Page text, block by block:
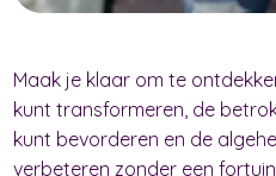
Maak je klaar om te
kunt transformeren, de
kunt bevorderen en de
verbeteren zonder een